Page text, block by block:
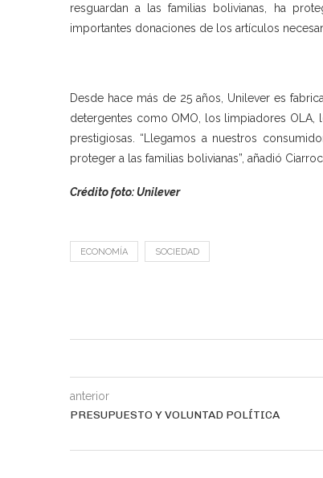
resguardan a las familias bolivianas, ha
importantes donaciones de los artículos
Desde hace más de 25 años, Unilever es
detergentes como OMO, los limpiadores OLA,
prestigiosas. “Llegamos a nuestros
proteger a las familias bolivianas”, añadió
Crédito foto: Unilever
ECONOMÍA SOCIEDAD
anterior
PRESUPUESTO Y VOLUNTAD POLÍTICA